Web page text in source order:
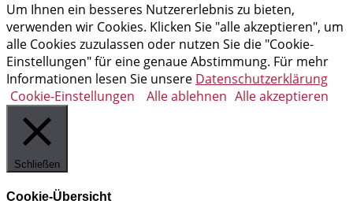
Um Ihnen ein besseres Nutzererlebnis zu bieten,
verwenden wir Cookies. Klicken Sie "alle akzeptieren", um
alle Cookies zuzulassen oder nutzen Sie die "Cookie-
Einstellungen" für eine genaue Abstimmung. Für mehr
Informationen lesen Sie unsere Datenschutzerklärung
Cookie-Einstellungen
Alle ablehnen Alle akzeptieren
Schließen
Cookie-Übersicht